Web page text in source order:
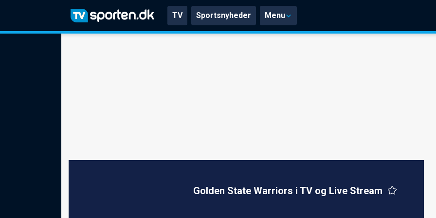
TV Sportsnyheder Menu
Golden State Warriors i TV og Live Stream